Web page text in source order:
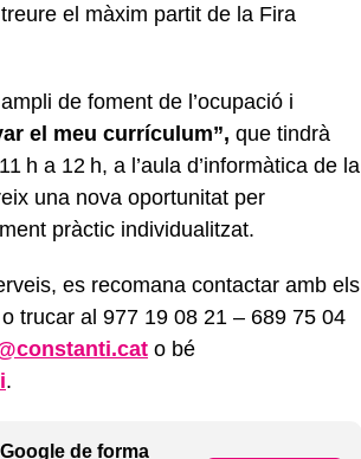
el màxim partit de la Fira
de foment de l’ocupació i
el meu currículum”, que tindrà
h a 12 h, a l’aula d’informàtica de la
una nova oportunitat per
pràctic individualitzat.
es recomana contactar amb els
trucar al 977 19 08 21 – 689 75 04
o bé
.
de forma